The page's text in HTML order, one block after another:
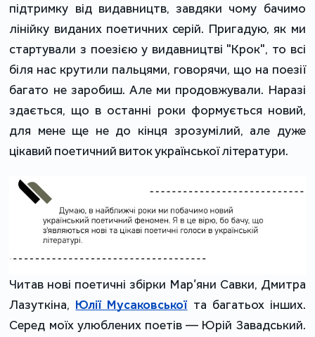
підтримку від видавництв, завдяки чому бачимо
лінійку виданих поетичних серій. Пригадую, як ми
стартували з поезією у видавництві "Крок", то всі
біля нас крутили пальцями, говорячи, що на поезії
багато не заробиш. Але ми продовжували. Наразі
здається, що в останні роки формується новий,
для мене ще не до кінця зрозумілий, але дуже
цікавий поетичний виток української літератури.
Читав нові поетичні збірки Мар’яни Савки, Дмитра
Лазуткіна, Юлії Мусаковськоїта багатьох інших.
Серед моїх улюблених поетів — Юрій Завадський.